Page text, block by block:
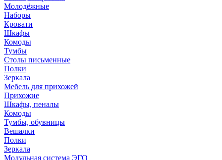
Молодёжные
Наборы
Кровати
Шкафы
Комоды
Тумбы
Столы письменные
Полки
Зеркала
Мебель для прихожей
Прихожие
Шкафы, пеналы
Комоды
Тумбы, обувницы
Вешалки
Полки
Зеркала
Модульная система ЭГО